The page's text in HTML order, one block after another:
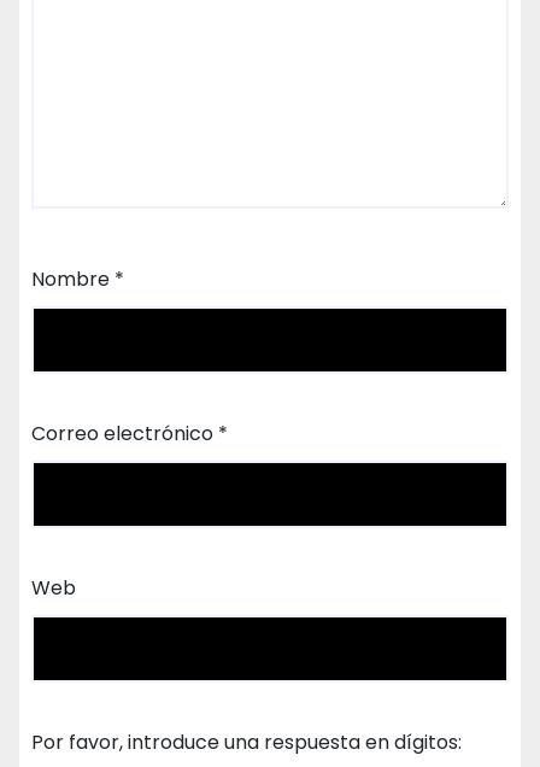
Nombre *
Correo electrónico *
Web
Por favor, introduce una respuesta en dígitos: